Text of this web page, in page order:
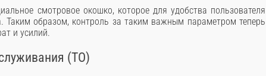
смотровое окошко, которое для удобства пользователя
образом, контроль за таким важным параметром теперь
и усилий.
(ТО)